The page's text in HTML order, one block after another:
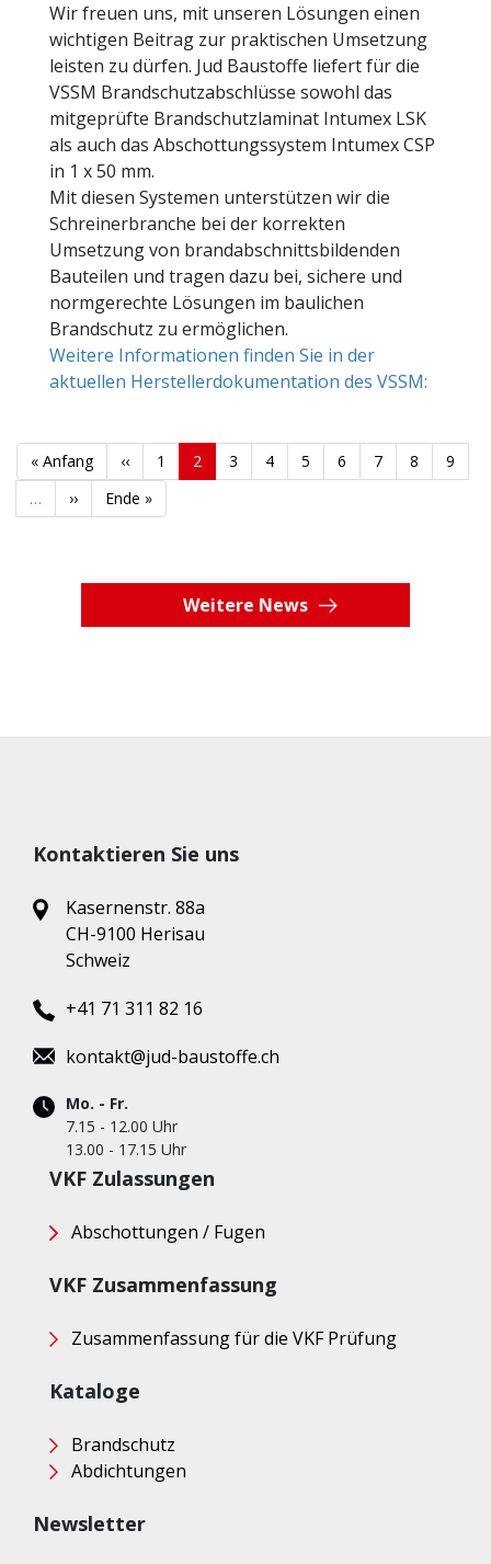
Wir freuen uns, mit unseren Lösungen einen
wichtigen Beitrag zur praktischen Umsetzung
leisten zu dürfen. Jud Baustoffe liefert für die
VSSM Brandschutzabschlüsse sowohl das
mitgeprüfte Brandschutzlaminat Intumex LSK
als auch das Abschottungssystem Intumex CSP
in 1 x 50 mm.
Mit diesen Systemen unterstützen wir die
Schreinerbranche bei der korrekten
Umsetzung von brandabschnittsbildenden
Bauteilen und tragen dazu bei, sichere und
normgerechte Lösungen im baulichen
Brandschutz zu ermöglichen.
Weitere Informationen finden Sie in der
aktuellen Herstellerdokumentation des VSSM:
Seitennummerierung
Erste
Seite
« Anfang
Vorherige
Seite
‹‹ Seite
1
Aktuelle
Seite
2 Seite
3 Seite
4 Seite
5 Seite
6 Seite
7 Seite
8 Seite
9
…
Nächste
Seite
››
Letzte
Seite
Ende »
Weitere News
Kontaktieren Sie uns
Kasernenstr. 88a
CH-9100 Herisau
Schweiz
+41 71 311 82 16
kontakt@jud-baustoffe.ch
Mo. - Fr.
7.15 - 12.00 Uhr
13.00 - 17.15 Uhr
VKF Zulassungen
Abschottungen / Fugen
VKF Zusammenfassung
Zusammenfassung für die VKF Prüfung
Kataloge
Brandschutz
Abdichtungen
Newsletter